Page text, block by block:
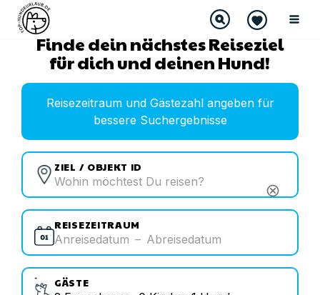
Finde dein nächstes Reiseziel
für dich und deinen Hund!
Reisezeitraum und Gästezahl angeben für
bessere Suchergebnisse
ZIEL / OBJEKT ID
cancel
REISEZEITRAUM
Anreisedatum – Abreisedatum
GÄSTE